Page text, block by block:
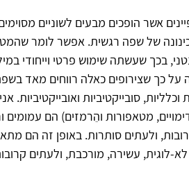
אשר הופכים מבעים לשוניים
של שפה רגשית. אפשר לומר
בכך שעשתה שימוש פרטי וייחודי
כך שצירופים כאלה רווחים מאד
סובייקטיביות ואובייקטיביות.
מטאפורות והֵרמזים) הם עמומים
ולעתים סותרות. באופן זה הם
לוגית, עשירה, מורכבת, ולעתים